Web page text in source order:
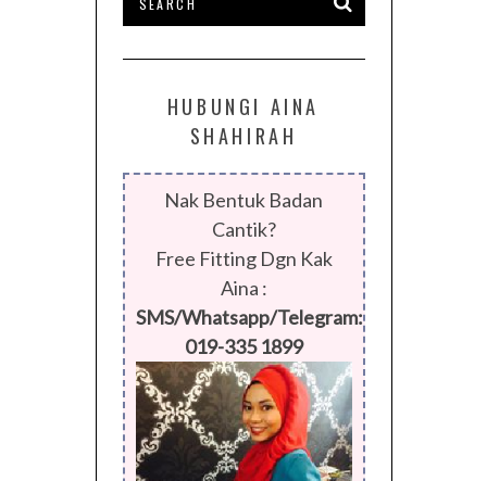
HUBUNGI AINA
SHAHIRAH
Nak Bentuk Badan
Cantik?
Free Fitting Dgn Kak
Aina :
SMS/Whatsapp/Telegram:
019-335 1899